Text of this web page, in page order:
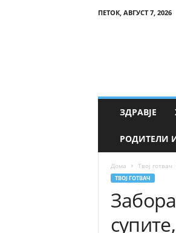
ПЕТОК, АВГУСТ 7, 2026
ЗДРАВЈЕ
РОДИТЕЛИ
Дома Твој готвач
ТВОЈ ГОТВАЧ